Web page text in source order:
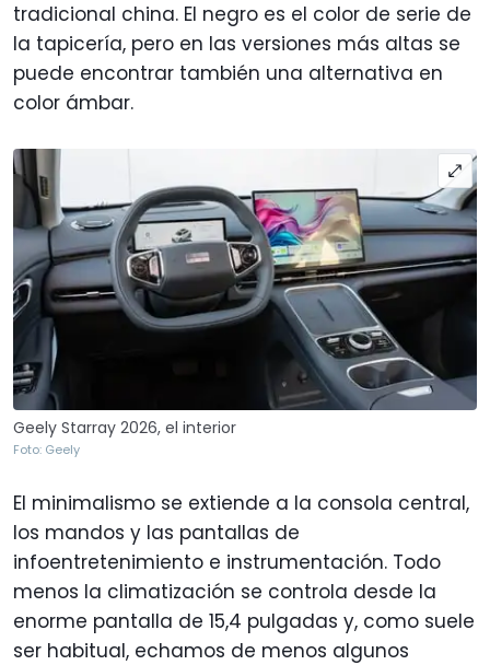
tradicional china. El negro es el color de serie de
la tapicería, pero en las versiones más altas se
puede encontrar también una alternativa en
color ámbar.
Geely Starray 2026, el interior
Foto: Geely
El minimalismo se extiende a la consola central,
los mandos y las pantallas de
infoentretenimiento e instrumentación. Todo
menos la climatización se controla desde la
enorme pantalla de 15,4 pulgadas y, como suele
ser habitual, echamos de menos algunos